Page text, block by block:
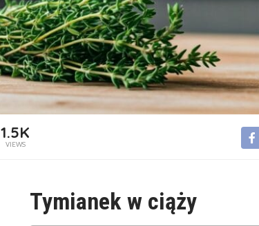
1.5K
VIEWS
Tymianek w ciąży